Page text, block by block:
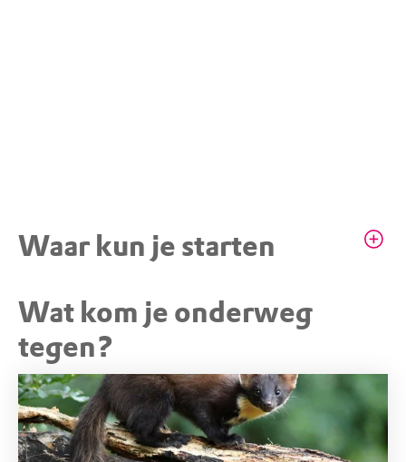
Waar kun je starten
STARTPUNT
Parkeerplaats Poolseweg
Poolseweg, 3852PW Ermelo (GD)
Wat kom je onderweg
tegen?